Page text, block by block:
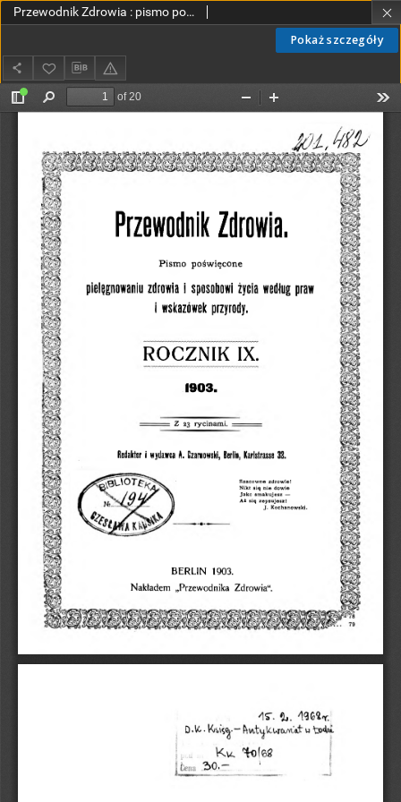
Pokaż szczegóły
Przewodnik Zdrowia : pismo poświęcone pielęgnowaniu zdrowia i sposobowi życia według praw i wskazówek przyrody, R.IX, Nr 1 i 2, (1903)